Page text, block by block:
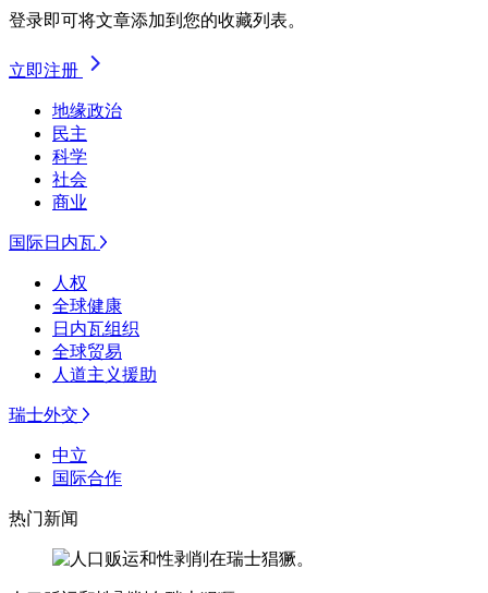
登录即可将文章添加到您的收藏列表。
立即注册
地缘政治
民主
科学
社会
商业
国际日内瓦
人权
全球健康
日内瓦组织
全球贸易
人道主义援助
瑞士外交
中立
国际合作
热门新闻